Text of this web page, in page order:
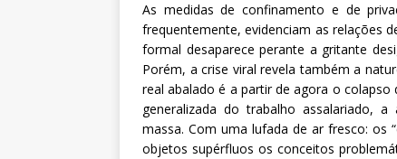
As medidas de confinamento e de
frequentemente, evidenciam as relações
formal desaparece perante a gritante
Porém, a crise viral revela também a
real abalado é a partir de agora o
generalizada do trabalho assalariado,
massa. Com uma lufada de ar fresco: os
objetos supérfluos os conceitos